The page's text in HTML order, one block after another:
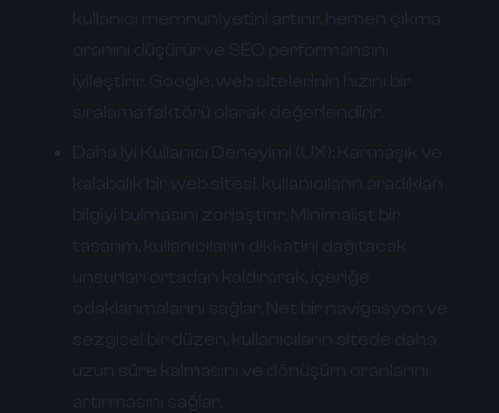
kullanıcı memnuniyetini artırır, hemen çıkma
oranını düşürür ve SEO performansını
iyileştirir. Google, web sitelerinin hızını bir
sıralama faktörü olarak değerlendirir.
Daha İyi Kullanıcı Deneyimi (UX): Karmaşık ve
kalabalık bir web sitesi, kullanıcıların aradıkları
bilgiyi bulmasını zorlaştırır. Minimalist bir
tasarım, kullanıcıların dikkatini dağıtacak
unsurları ortadan kaldırarak, içeriğe
odaklanmalarını sağlar. Net bir navigasyon ve
sezgisel bir düzen, kullanıcıların sitede daha
uzun süre kalmasını ve dönüşüm oranlarını
artırmasını sağlar.